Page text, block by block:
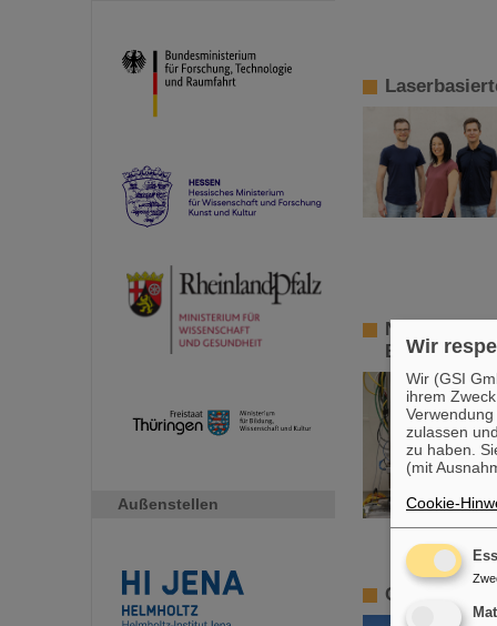
Außenstellen
Neue Wege
BARB zu
CSD in
Wir
Wir (GSI
ihrem
zulassen
zu haben.
(mit
Cookie-